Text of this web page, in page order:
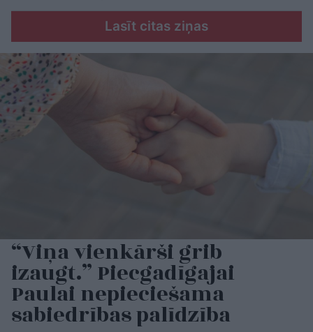
Lasīt citas ziņas
“Viņa vienkārši grib
izaugt.” Piecgadīgajai
Paulai nepieciešama
sabiedrības palīdzība